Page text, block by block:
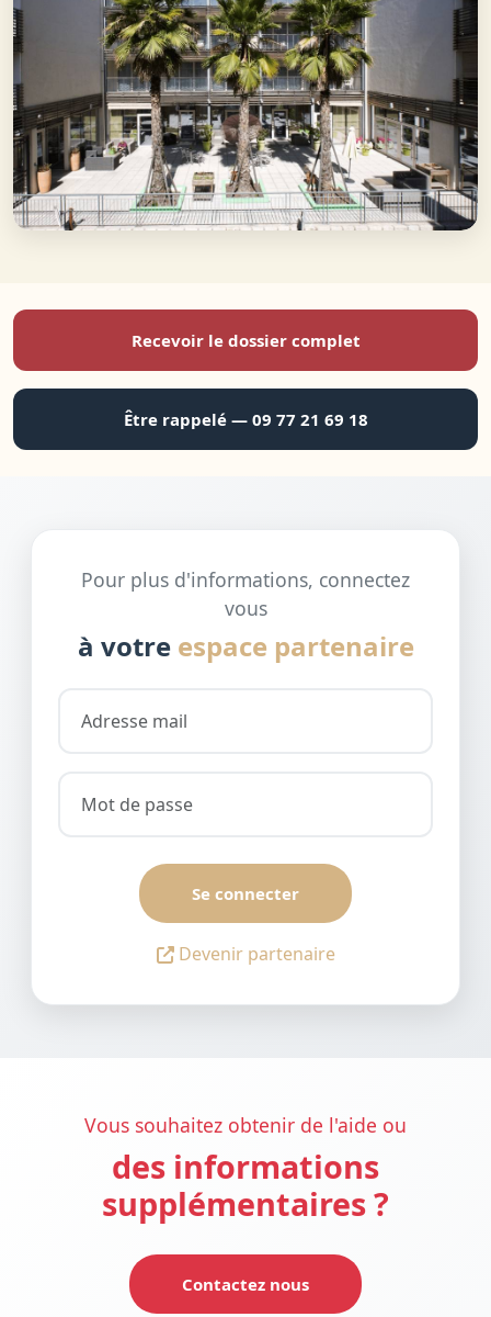
Recevoir le dossier complet
Être rappelé — 09 77 21 69 18
Pour plus d'informations, connectez
vous
à votre espace partenaire
Se connecter
Devenir partenaire
Vous souhaitez obtenir de l'aide ou
des informations
supplémentaires ?
Contactez nous